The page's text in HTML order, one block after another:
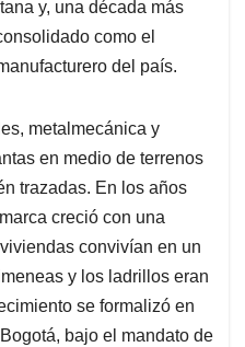
y, una década más
como el
del país.
metalmecánica y
en medio de terrenos
trazadas. En los años
creció con una
convivían en un
y los ladrillos eran
se formalizó en
bajo el mandato de